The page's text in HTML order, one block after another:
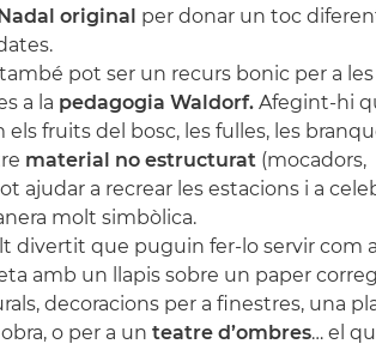
original per donar un toc
.
també pot ser un recurs bonic per a les
a la pedagogia Waldorf. Afegint-hi
els fruits del bosc, les fulles, les
material no estructurat (mocadors,
ajudar a recrear les estacions i a
molt simbòlica.
divertit que puguin fer-lo servir com a
amb un llapis sobre un paper
decoracions per a finestres, una
o per a un teatre d’ombres… el